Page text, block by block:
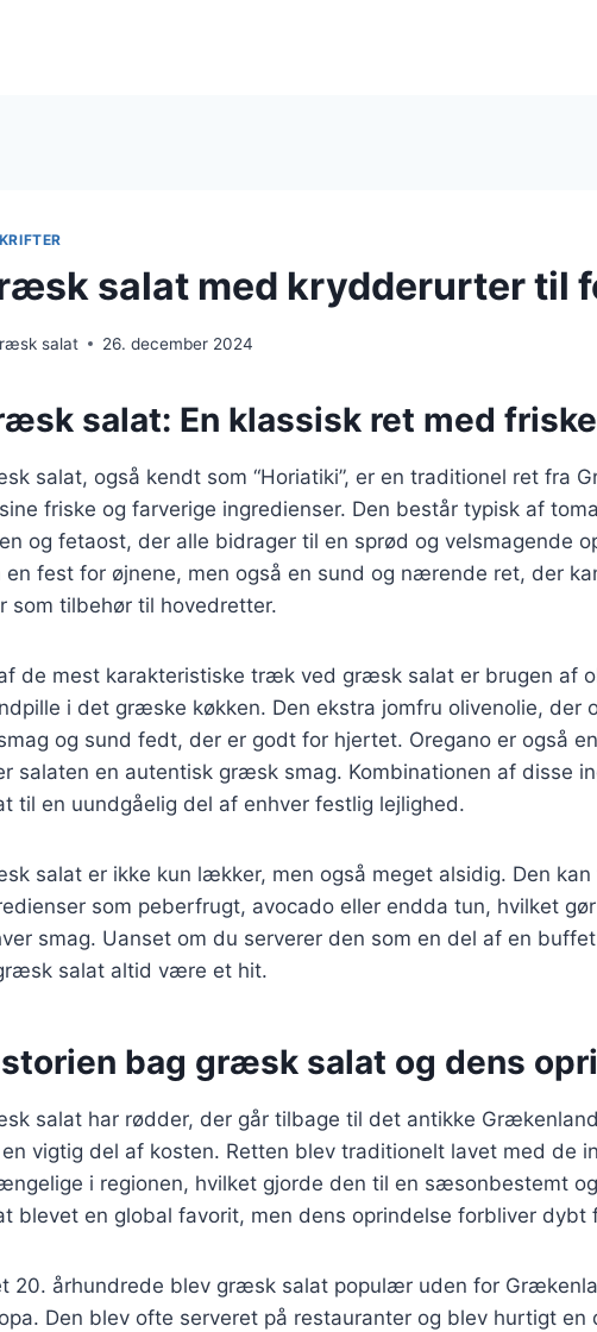
salat med krydderurter til
salat 26. december 2024
salat: En klassisk ret med
salat, også kendt som “Horiatiki”, er en traditionel ret fra
friske og farverige ingredienser. Den består typisk af
og fetaost, der alle bidrager til en sprød og velsmagende
en fest for øjnene, men også en sund og nærende ret, der
som tilbehør til hovedretter.
de mest karakteristiske træk ved græsk salat er brugen af
i det græske køkken. Den ekstra jomfru olivenolie, der
og sund fedt, der er godt for hjertet. Oregano er også
salaten en autentisk græsk smag. Kombinationen af disse
til en uundgåelig del af enhver festlig lejlighed.
salat er ikke kun lækker, men også meget alsidig. Den
som peberfrugt, avocado eller endda tun, hvilket
smag. Uanset om du serverer den som en del af en
salat altid være et hit.
bag græsk salat og dens
salat har rødder, der går tilbage til det antikke
vigtig del af kosten. Retten blev traditionelt lavet med de
i regionen, hvilket gjorde den til en sæsonbestemt
blevet en global favorit, men dens oprindelse forbliver
20. århundrede blev græsk salat populær uden for
Den blev ofte serveret på restauranter og blev hurtigt